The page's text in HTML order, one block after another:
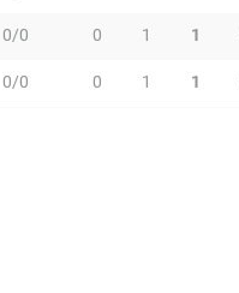
0/0 0 1 1
0/0 0 1 1